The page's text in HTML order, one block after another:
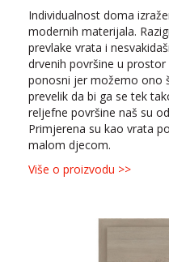
Individualnost doma
modernih materijala.
prevlake vrata i
drvenih površine u
ponosni jer možemo ono
prevelik da bi ga se tek
reljefne površine naš su
Primjerena su kao vrata
malom djecom.
Više o proizvodu >>